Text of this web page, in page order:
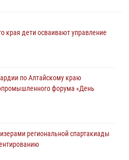
края дети осваивают управление
по Алтайскому краю
форума «День
региональной спартакиады